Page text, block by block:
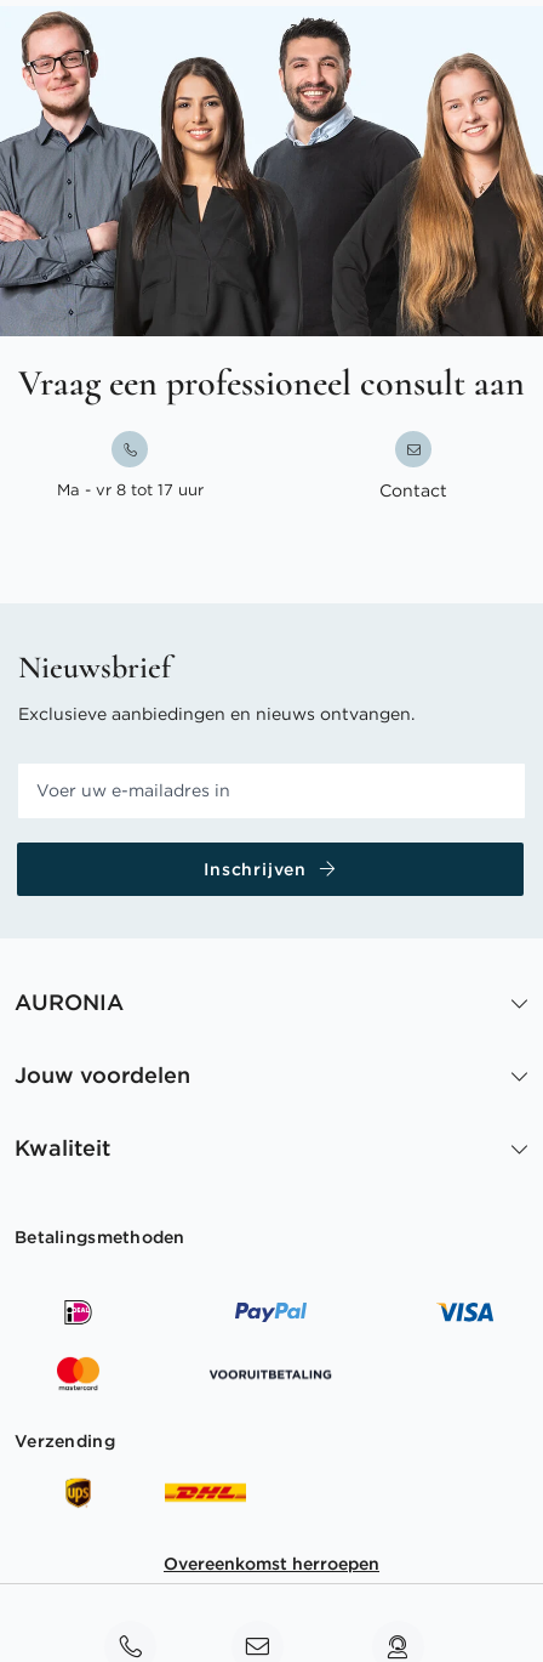
Vraag een professioneel consult aan
Ma - vr 8 tot 17 uur Contact
Nieuwsbrief
Exclusieve aanbiedingen en nieuws ontvangen.
Inschrijven
AURONIA
Jouw voordelen
Kwaliteit
Betalingsmethoden
Verzending
Overeenkomst herroepen